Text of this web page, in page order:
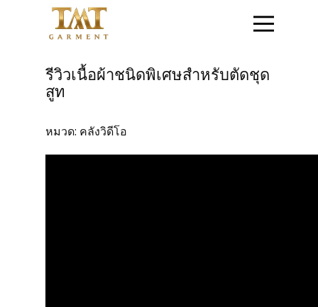
หน้าแรก
ติดต่อสอบถาม
รีวิวเนื้อผ้าชนิดพิเศษสำหรับตัดชุด
สูท
หมวด: คลังวิดีโอ